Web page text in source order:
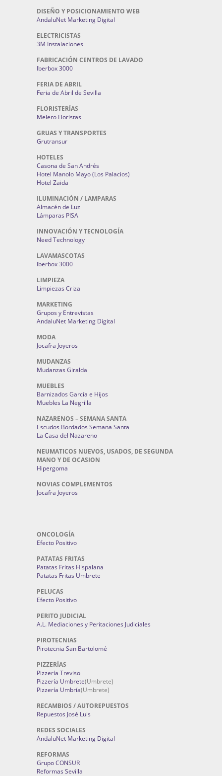
DISEÑO Y POSICIONAMIENTO WEB
AndaluNet Marketing Digital
ELECTRICISTAS
3M Instalaciones
FABRICACIÓN CENTROS DE LAVADO
Iberbox 3000
FERIA DE ABRIL
Feria de Abril de Sevilla
FLORISTERÍAS
Melero Floristas
GRUAS Y TRANSPORTES
Grutransur
HOTELES
Casona de San Andrés
Hotel Manolo Mayo (Los Palacios)
Hotel Zaida
ILUMINACIÓN / LAMPARAS
Almacén de Luz
Lámparas PISA
INNOVACIÓN Y TECNOLOGÍA
Need Technology
LAVAMASCOTAS
Iberbox 3000
LIMPIEZA
Limpiezas Criza
MARKETING
Grupos y Entrevistas
AndaluNet Marketing Digital
MODA
Jocafra Joyeros
MUDANZAS
Mudanzas Giralda
MUEBLES
Barnizados García e Hijos
Muebles La Negrilla
NAZARENOS – SEMANA SANTA
Escudos Bordados Semana Santa
La Casa del Nazareno
NEUMATICOS NUEVOS, USADOS, DE SEGUNDA
MANO Y DE OCASION
Hipergoma
NOVIAS COMPLEMENTOS
Jocafra Joyeros
ONCOLOGÍA
Efecto Positivo
PATATAS FRITAS
Patatas Fritas Hispalana
Patatas Fritas Umbrete
PELUCAS
Efecto Positivo
PERITO JUDICIAL
A.L. Mediaciones y Peritaciones Judiciales
PIROTECNIAS
Pirotecnia San Bartolomé
PIZZERÍAS
Pizzería Treviso
Pizzería Umbrete(Umbrete)
Pizzería Umbría(Umbrete)
RECAMBIOS / AUTOREPUESTOS
Repuestos José Luis
REDES SOCIALES
AndaluNet Marketing Digital
REFORMAS
Grupo CONSUR
Reformas Sevilla